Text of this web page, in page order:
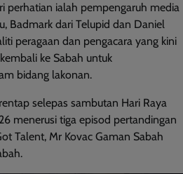
perhatian ialah pempengaruh media
Badmark dari Telupid dan Daniel
peragaan dan pengacara yang kini
ke Sabah untuk
bidang lakonan.
selepas sambutan Hari Raya
menerusi tiga episod pertandingan
Talent, Mr Kovac Gaman Sabah